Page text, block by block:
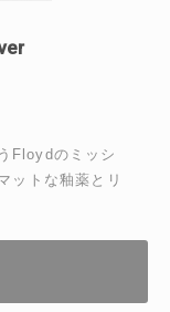
Floydのミッシ
ットな釉薬とリ